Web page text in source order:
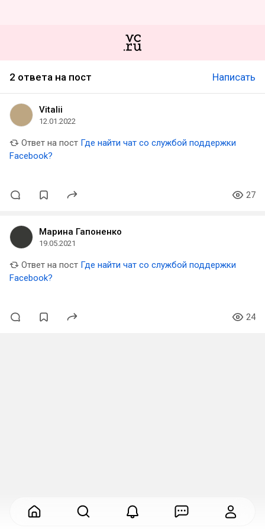
2 ответа на пост Написать
Vitalii
12.01.2022
Ответ на пост Где найти чат со службой поддержки
Facebook?
27
Марина Гапоненко
19.05.2021
Ответ на пост Где найти чат со службой поддержки
Facebook?
24